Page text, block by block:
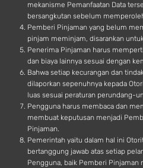
mekanisme Pemanfaatan Data
bersangkutan sebelum
Pemberi Pinjaman yang belum
pinjam meminjam, disarankan
Penerima Pinjaman harus
dan biaya lainnya sesuai dengan
Bahwa setiap kecurangan dan
dilaporkan sepenuhnya kepada
luas sesuai peraturan perundang-
Pengguna harus membaca dan
membuat keputusan menjadi
Pinjaman.
Pemerintah yaitu dalam hal ini
bertanggung jawab atas setiap
Pengguna, baik Pemberi Pinjaman